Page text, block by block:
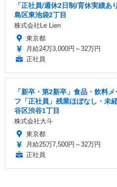
「正社員/週休2日制/育休実績
島区東池袋2丁目
株式会社Le Lien
東京都
月給24万3,000円～32万円
正社員
「新卒・第2新卒」食品・飲料
フ「正社員」残業ほぼなし・未
谷区渋谷1丁目
株式会社大斗
東京都
月給25万7,500円～32万円
正社員